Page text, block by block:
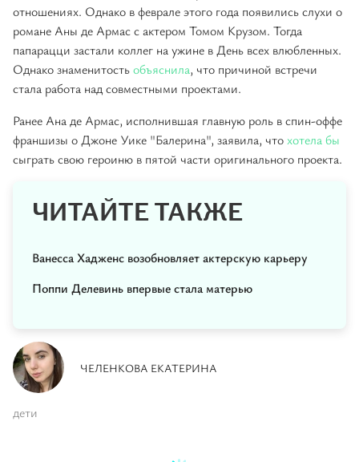
отношениях. Однако в феврале этого года появились слухи о
романе Аны де Армас с актером Томом Крузом. Тогда
папарацци застали коллег на ужине в День всех влюбленных.
Однако знаменитостьобъяснила, что причиной встречи
стала работа над совместными проектами.
Ранее Ана де Армас, исполнившая главную роль в спин-оффе
франшизы о Джоне Уике "Балерина", заявила, чтохотела бы
сыграть свою героиню в пятой части оригинального проекта.
ЧИТАЙТЕ ТАКЖЕ
Ванесса Хадженс возобновляет актерскую карьеру
Поппи Делевинь впервые стала матерью
ЧЕЛЕНКОВА ЕКАТЕРИНА
дети